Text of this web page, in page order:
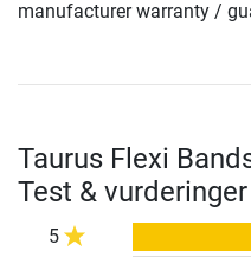
manufacturer warranty /
Taurus Flexi
Test & vurderinger
5